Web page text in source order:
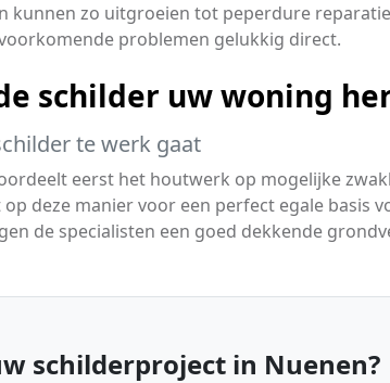
kunnen zo uitgroeien tot peperdure
problemen gelukkig direct.
schilder uw woning
te werk gaat
eerst het houtwerk op mogelijke
deze manier voor een perfect egale basis
de specialisten een goed dekkende
schilderproject in Nuenen?